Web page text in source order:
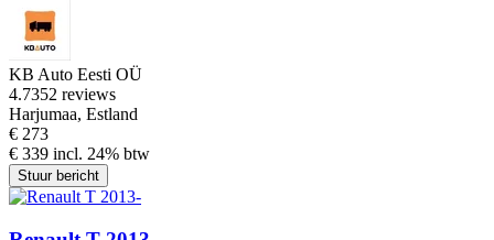
KB Auto Eesti OÜ
4.7352 reviews
Harjumaa, Estland
€ 273
€ 339 incl. 24% btw
Stuur bericht